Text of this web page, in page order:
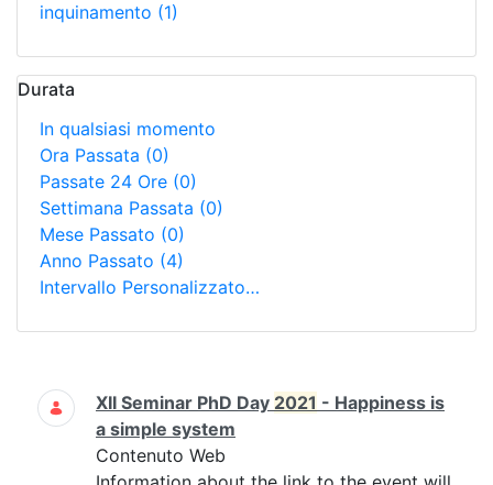
inquinamento (1)
Durata
In qualsiasi momento
Ora Passata (0)
Passate 24 Ore (0)
Settimana Passata (0)
Mese Passato (0)
Anno Passato (4)
Intervallo Personalizzato…
Ricerca
XII Seminar PhD Day 2021 - Happiness is
a simple system
Contenuto Web